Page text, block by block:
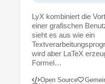
d
i
t
i
e
LyX kombiniert die
einer grafischen
sieht es aus wie ein
wird aber LaTeX
Formel…
Open Source